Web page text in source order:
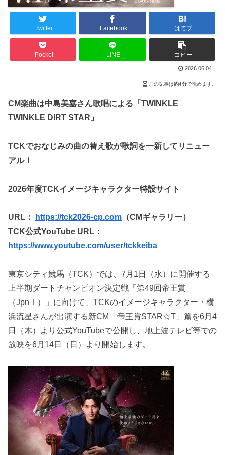
Twitter Facebook はてブ
Pocket LINE コピー
2026.06.04
この記事は約4分で読めます。
CM楽曲は中島美嘉さん歌唱による「TWINKLE
TWINKLE DIRT STAR」
TCKでおなじみの曲の替え歌が歌詞を一新してリニュー
アル！
2026年度TCKイメージキャラクター特設サイト
URL： https://tck2026-cp.com （CMギャラリー）
TCK公式YouTube URL：
https://www.youtube.com/user/tckkeiba
東京シティ競馬（TCK）では、7月1日（水）に開催する
上半期ダートチャンピオン決定戦「第49回帝王賞
（JpnⅠ）」に向けて、TCKのイメージキャラクター・横
浜流星さんが出演する新CM「帝王賞STAR☆T」篇を6月4
日（木）より公式YouTubeで公開し、地上波テレビ等での
放映を6月14日（日）より開始します。